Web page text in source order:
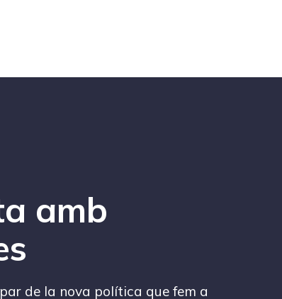
amb
de la nova política que fem a